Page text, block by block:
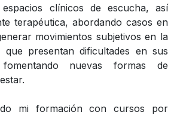
clínicos de escucha, así
terapéutica, abordando casos en
movimientos subjetivos en la
que presentan dificultades en sus
nuevas formas de
mi formación con cursos por